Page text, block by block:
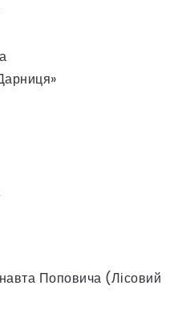
Поповича (Лісовий